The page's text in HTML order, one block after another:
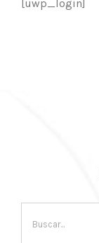
[uwp_login]